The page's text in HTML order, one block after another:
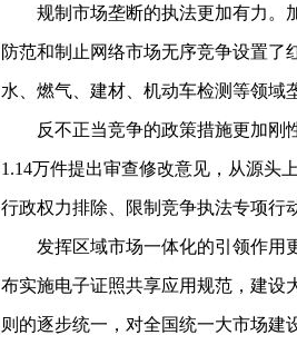
规制市场垄断的执法更加有力。
防范和制止网络市场无序竞争设置
水、燃气、建材、机动车检测等领域
反不正当竞争的政策措施更加刚
1.14万件提出审查修改意见，从源头
行政权力排除、限制竞争执法专项行
发挥区域市场一体化的引领作用
布实施电子证照共享应用规范，建设
则的逐步统一，对全国统一大市场建